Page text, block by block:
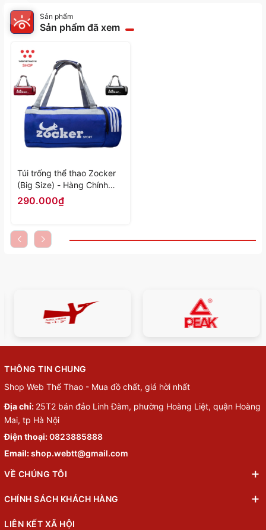
Sản phẩm
Sản phẩm đã xem
Túi trống thể thao Zocker
(Big Size) - Hàng Chính
Hãng
290.000₫
THÔNG TIN CHUNG
Shop Web Thể Thao - Mua đồ chất, giá hời nhất
Địa chỉ: 25T2 bán đảo Linh Đàm, phường Hoàng Liệt, quận Hoàng
Mai, tp Hà Nội
Điện thoại:0823885888
Email:shop.webtt@gmail.com
VỀ CHÚNG TÔI
CHÍNH SÁCH KHÁCH HÀNG
LIÊN KẾT XÃ HỘI